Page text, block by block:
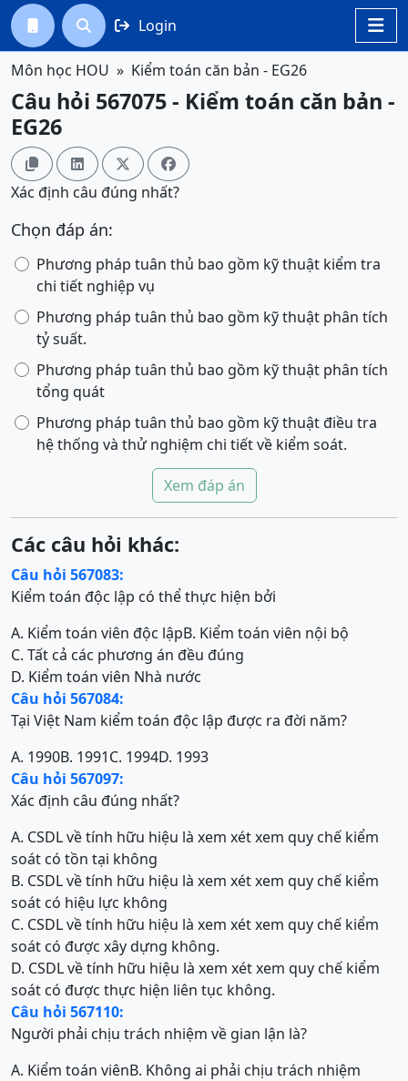

  Login
Môn học HOU Kiểm toán căn bản - EG26
Câu hỏi 567075 - Kiểm toán căn bản -
EG26
   
Xác định câu đúng nhất?
Chọn đáp án:
Phương pháp tuân thủ bao gồm kỹ thuật kiểm tra
chi tiết nghiệp vụ
Phương pháp tuân thủ bao gồm kỹ thuật phân tích
tỷ suất.
Phương pháp tuân thủ bao gồm kỹ thuật phân tích
tổng quát
Phương pháp tuân thủ bao gồm kỹ thuật điều tra
hệ thống và thử nghiệm chi tiết về kiểm soát.
Xem đáp án
Các câu hỏi khác:
Câu hỏi 567083:
Kiểm toán độc lập có thể thực hiện bởi
A. Kiểm toán viên độc lậpB. Kiểm toán viên nội bộ
C. Tất cả các phương án đều đúng
D. Kiểm toán viên Nhà nước
Câu hỏi 567084:
Tại Việt Nam kiểm toán độc lập được ra đời năm?
A. 1990B. 1991C. 1994D. 1993
Câu hỏi 567097:
Xác định câu đúng nhất?
A. CSDL về tính hữu hiệu là xem xét xem quy chế kiểm
soát có tồn tại không
B. CSDL về tính hữu hiệu là xem xét xem quy chế kiểm
soát có hiệu lực không
C. CSDL về tính hữu hiệu là xem xét xem quy chế kiểm
soát có được xây dựng không.
D. CSDL về tính hữu hiệu là xem xét xem quy chế kiểm
soát có được thực hiện liên tục không.
Câu hỏi 567110:
Người phải chịu trách nhiệm về gian lận là?
A. Kiểm toán viênB. Không ai phải chịu trách nhiệm